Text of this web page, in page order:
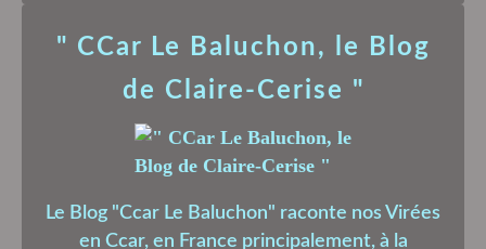
" CCar Le Baluchon, le Blog
de Claire-Cerise "
Le Blog "Ccar Le Baluchon" raconte nos Virées
en Ccar, en France principalement, à la